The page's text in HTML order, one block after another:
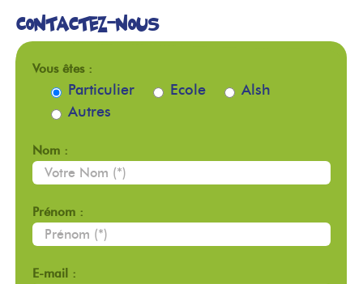
Contactez-nous
Vous êtes :
Particulier Ecole
Alsh
Autres
Nom :
Prénom :
E-mail :